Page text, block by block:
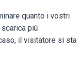
quanto i vostri
più
il visitatore si sta